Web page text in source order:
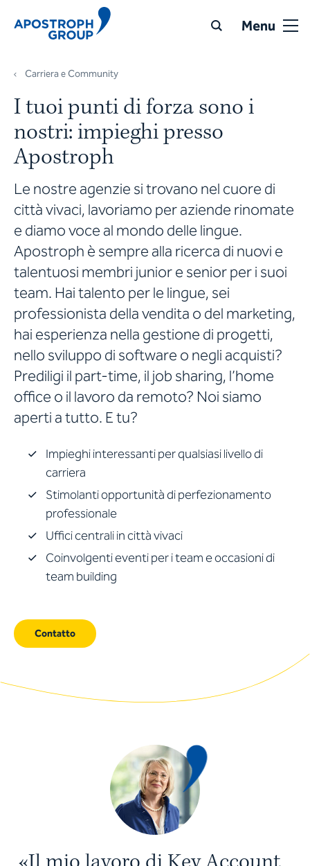
Menu
Carriera e Community
I tuoi punti di forza sono i
nostri: impieghi presso
Apostroph
Le nostre agenzie si trovano nel cuore di
città vivaci, lavoriamo per aziende rinomate
e diamo voce al mondo delle lingue.
Apostroph è sempre alla ricerca di nuovi e
talentuosi membri junior e senior per i suoi
team. Hai talento per le lingue, sei
professionista della vendita o del marketing,
hai esperienza nella gestione di progetti,
nello sviluppo di software o negli acquisti?
Prediligi il part-time, il job sharing, l’home
office o il lavoro da remoto? Noi siamo
aperti a tutto. E tu?
Impieghi interessanti per qualsiasi livello di
carriera
Stimolanti opportunità di perfezionamento
professionale
Uffici centrali in città vivaci
Coinvolgenti eventi per i team e occasioni di
team building
Contatto